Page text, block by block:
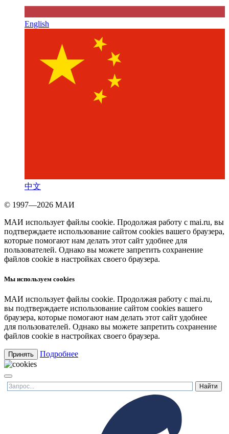
English
中文
© 1997—2026 МАИ
МАИ использует файлы cookie. Продолжая работу с mai.ru, вы
подтверждаете использование сайтом cookies вашего браузера,
которые помогают нам делать этот сайт удобнее для
пользователей. Однако вы можете запретить сохранение
файлов cookie в настройках своего браузера.
Мы используем cookies
МАИ использует файлы cookie. Продолжая работу с mai.ru,
вы подтверждаете использование сайтом cookies вашего
браузера, которые помогают нам делать этот сайт удобнее
для пользователей. Однако вы можете запретить сохранение
файлов cookie в настройках своего браузера.
Принять Подробнее